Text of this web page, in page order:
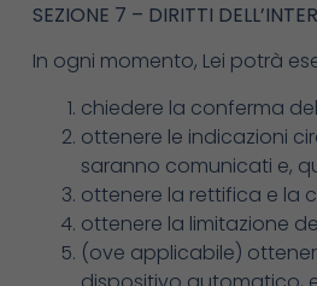
SEZIONE 7 – DIRITTI
In ogni momento, Lei potrà
chiedere la conferma
ottenere le indicazioni
saranno comunicati e,
ottenere la rettifica e la
ottenere la limitazione
(ove applicabile)